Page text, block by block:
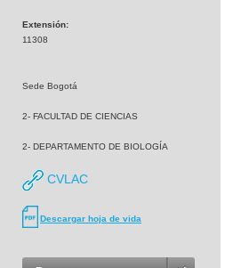
Extensión:
11308
Sede Bogotá
2- FACULTAD DE CIENCIAS
2- DEPARTAMENTO DE BIOLOGÍA
CVLAC
Descargar hoja de vida